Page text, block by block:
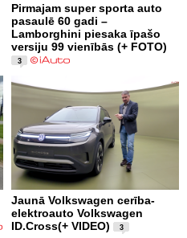
Pirmajam super sporta auto
pasaulē 60 gadi –
Lamborghini piesaka īpašo
versiju 99 vienībās (+ FOTO)
3
Jaunā Volkswagen cerība-
elektroauto Volkswagen
ID.Cross(+ VIDEO)
3